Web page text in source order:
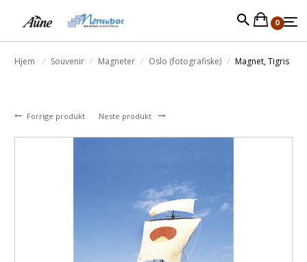
0
Hjem Souvenir Magneter Oslo (fotografiske) Magnet, Tigris
Forrige produkt Neste produkt